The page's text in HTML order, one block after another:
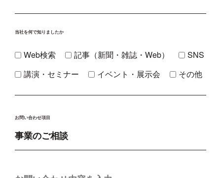
当社を何で知りましたか
Web検索 記事（新聞・雑誌・Web）
SNS
講演・セミナー
イベント・展示会 その他
お問い合わせ項目